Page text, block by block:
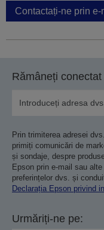
Contactați-ne prin e-
Rămâneți
Prin trimiterea adresei
primiți comunicări de
și sondaje, despre
Epson prin e-mail sau
preferințelor dvs. și
Declarația Epson privind
Urmăriți-ne pe: